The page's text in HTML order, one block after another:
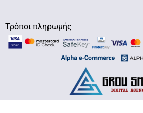
Τρόποι πληρωμής